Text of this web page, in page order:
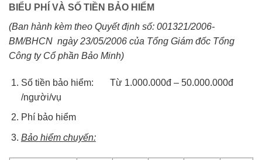
BIỂU PHÍ VÀ SỐ TIỀN BẢO HIỂM
(Ban hành kèm theo Quyết định số: 001321/2006-
BM/BHCN ngày 23/05/2006 của Tổng Giám đốc Tổng
Công ty Cổ phần Bảo Minh)
Số tiền bảo hiểm: Từ 1.000.000đ – 50.000.000đ
/người/vụ
Phí bảo hiểm
Bảo hiểm chuyến: